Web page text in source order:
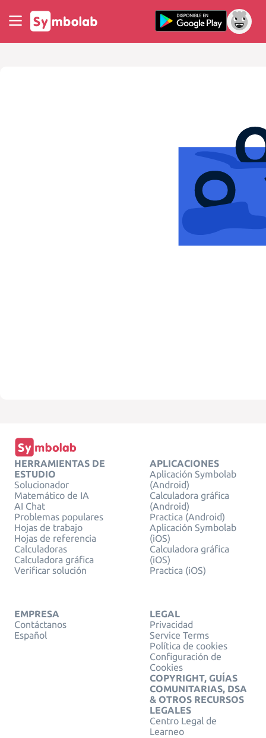
HERRAMIENTAS DE
ESTUDIO
Solucionador
Matemático de IA
AI Chat
Problemas populares
Hojas de trabajo
Hojas de referencia
Calculadoras
Calculadora gráfica
Verificar solución
APLICACIONES
Aplicación Symbolab
(Android)
Calculadora gráfica
(Android)
Practica (Android)
Aplicación Symbolab
(iOS)
Calculadora gráfica
(iOS)
Practica (iOS)
EMPRESA
Contáctanos
Español
LEGAL
Privacidad
Service Terms
Política de cookies
Configuración de
Cookies
COPYRIGHT, GUÍAS
COMUNITARIAS, DSA
& OTROS RECURSOS
LEGALES
Centro Legal de
Learneo